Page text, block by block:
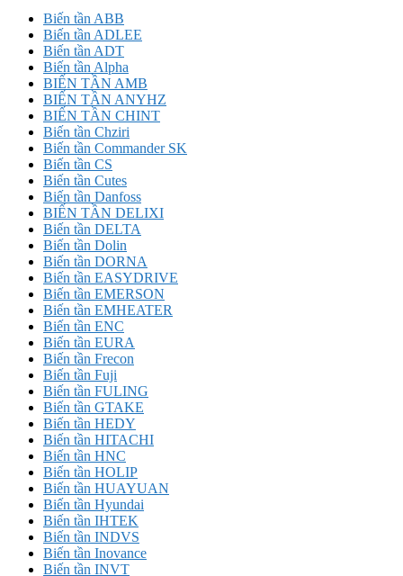
Biến tần ABB
Biến tần ADLEE
Biến tần ADT
Biến tần Alpha
BIẾN TẦN AMB
BIẾN TẦN ANYHZ
BIẾN TẦN CHINT
Biến tần Chziri
Biến tần Commander SK
Biến tần CS
Biến tần Cutes
Biến tần Danfoss
BIẾN TẦN DELIXI
Biến tần DELTA
Biến tần Dolin
Biến tần DORNA
Biến tần EASYDRIVE
Biến tần EMERSON
Biến tần EMHEATER
Biến tần ENC
Biến tần EURA
Biến tần Frecon
Biến tần Fuji
Biến tần FULING
Biến tần GTAKE
Biến tần HEDY
Biến tần HITACHI
Biến tần HNC
Biến tần HOLIP
Biến tần HUAYUAN
Biến tần Hyundai
Biến tần IHTEK
Biến tần INDVS
Biến tần Inovance
Biến tần INVT